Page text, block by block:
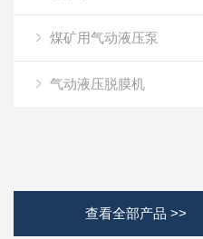
煤矿用气动液压泵
气动液压脱膜机
查看全部产品 >>